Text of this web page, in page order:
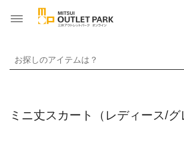
お探しのアイテムは？
ミニ丈スカート（レディース/グ